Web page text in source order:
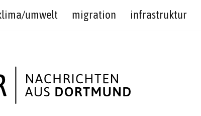
umwelt migration infrastruktur